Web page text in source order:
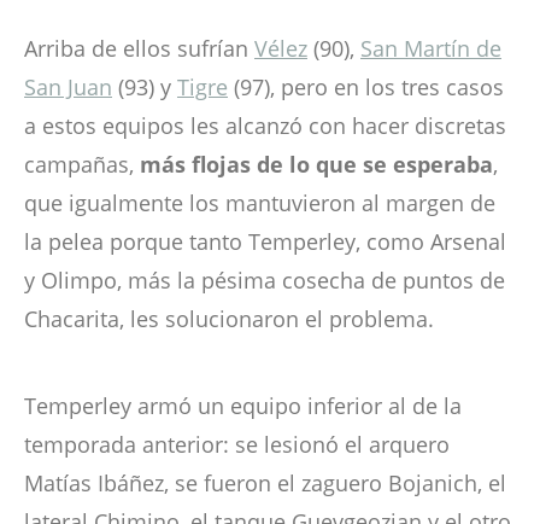
Arriba de ellos sufrían Vélez (90), San Martín de
San Juan (93) y Tigre (97), pero en los tres casos
a estos equipos les alcanzó con hacer discretas
campañas, más flojas de lo que se esperaba,
que igualmente los mantuvieron al margen de
la pelea porque tanto Temperley, como Arsenal
y Olimpo, más la pésima cosecha de puntos de
Chacarita, les solucionaron el problema.
Temperley armó un equipo inferior al de la
temporada anterior: se lesionó el arquero
Matías Ibáñez, se fueron el zaguero Bojanich, el